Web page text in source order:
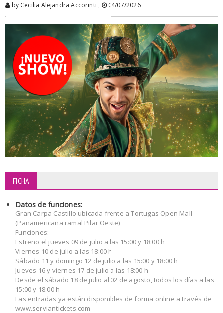
by Cecilia Alejandra Accorinti , 04/07/2026
FICHA
Datos de funciones:
Gran Carpa Castillo ubicada frente a Tortugas Open Mall
(Panamericana ramal Pilar Oeste)
Funciones:
Estreno el jueves 09 de julio a las 15:00 y 18:00 h
Viernes 10 de julio a las 18:00 h
Sábado 11 y domingo 12 de julio a las 15:00 y 18:00 h
Jueves 16 y viernes 17 de julio a las 18:00 h
Desde el sábado 18 de julio al 02 de agosto, todos los días a las
15:00 y 18:00 h
Las entradas ya están disponibles de forma online a través de
www.serviantickets.com